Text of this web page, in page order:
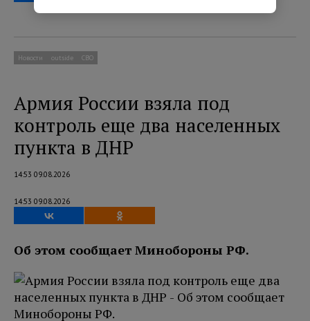
Новости outside СВО
Армия России взяла под
контроль еще два населенных
пункта в ДНР
14:53 09.08.2026
14:53 09.08.2026
Об этом сообщает Минобороны РФ.